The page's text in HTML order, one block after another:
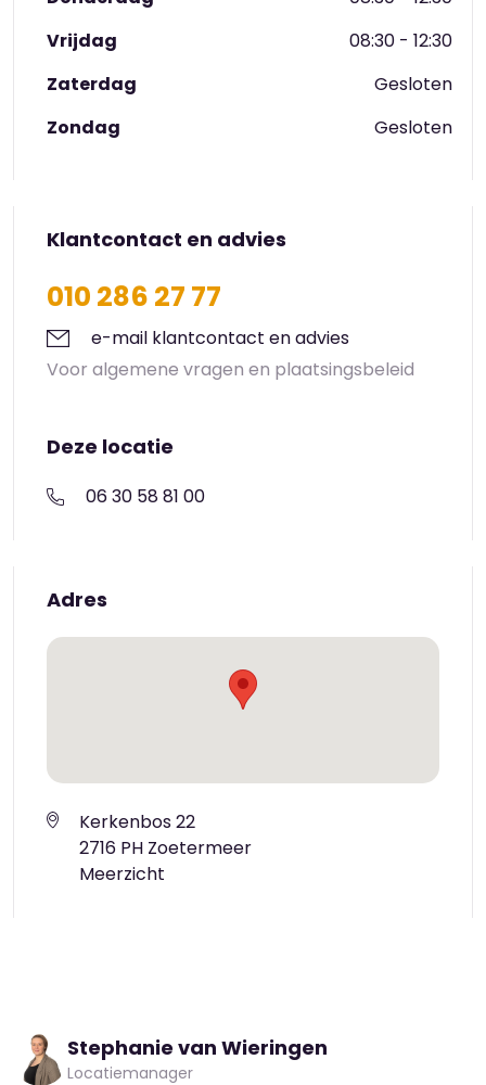
Vrijdag
08:30 - 12:30
Zaterdag
Gesloten
Zondag
Gesloten
Klantcontact en advies
010 286 27 77
e-mail klantcontact en advies
Voor algemene vragen en plaatsingsbeleid
Deze locatie
06 30 58 81 00
Adres
Kerkenbos 22
2716 PH Zoetermeer
Meerzicht
Stephanie van Wieringen
Locatiemanager